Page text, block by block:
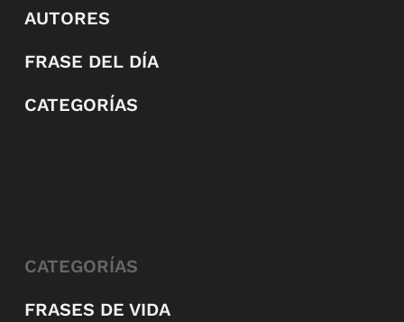
AUTORES
FRASE DEL DÍA
CATEGORÍAS
CATEGORÍAS
FRASES DE VIDA